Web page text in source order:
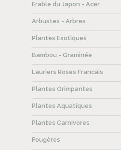
Erable du Japon - Acer
Arbustes - Arbres
Plantes Exotiques
Bambou - Graminée
Lauriers Roses Francais
Plantes Grimpantes
Plantes Aquatiques
Plantes Carnivores
Fougères